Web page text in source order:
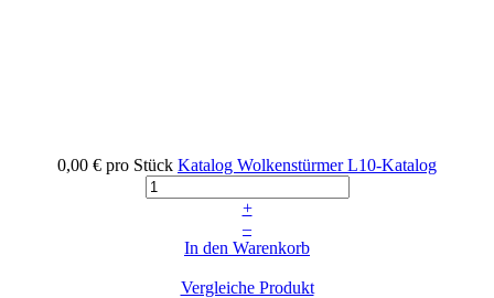
0,00 € pro Stück Katalog WolkenstürmerL10-Katalog
+
–
In den Warenkorb
Vergleiche Produkt